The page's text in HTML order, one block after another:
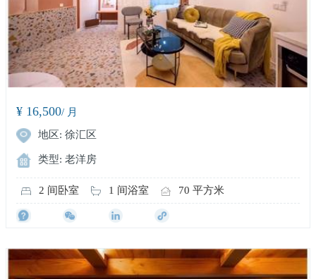
¥ 16,500/ 月
地区: 徐汇区
类型: 老洋房
2 间卧室 1 间浴室 70 平方米